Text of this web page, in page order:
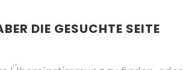
DIE GESUCHTE SEITE